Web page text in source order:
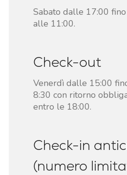
Sabato dalle 17:00
alle 11:00.
Check-out
Venerdì dalle 15:00
8:30 con ritorno
entro le 18:00.
Check-in
(numero